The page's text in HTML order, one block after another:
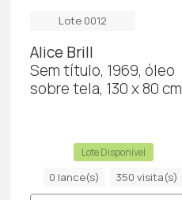
Lote 0012
Alice Brill
Sem título, 1969, óleo
sobre tela, 130 x 80 cm
Lote Disponível
0 lance(s) 350 visita(s)